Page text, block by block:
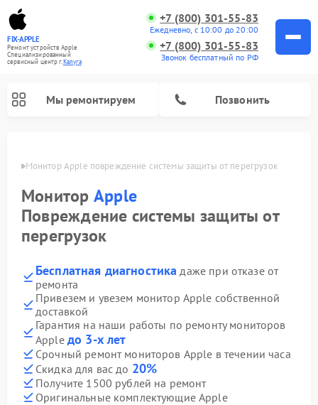
FIX-APPLE
Ремонт устройств Apple
Специализированный
cервисный центр г.Калуга
+7 (800) 301-55-83
Ежедневно, с 10:00 до 20:00
+7 (800) 301-55-83
Звонок бесплатный по РФ
Мы ремонтируем Позвонить
Монитор Apple повреждение системы защиты от перегрузок
Монитор Apple
Повреждение системы защиты от
перегрузок
Бесплатная диагностика даже при отказе от
ремонта
Привезем и увезем монитор Apple собственной
доставкой
Гарантия на наши работы по ремонту мониторов
Apple до 3-х лет
Срочный ремонт мониторов Apple в течении часа
Скидка для вас до 20%
Получите 1500 рублей на ремонт
Оригинальные комплектующие Apple